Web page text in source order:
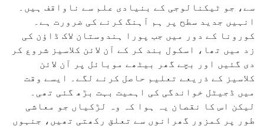
سے، جو ٹیکنالوجی کے بنیادی علم سے ناواقف ہیں۔
انہیں جدید سطح پر ہم آہنگ کرنے کی ضرورت ہے۔
کورونا کے دور میں جب پورا ہندوستان لاک ڈاؤن کی
زد میں تھا، اسکول بند کر کے آن لائن کلاسیز شروع کر
دی گئیں اور بچے گھر بیٹھے موبائل پر آن لائن
کلاسیز کے ذریعے تعلیم حاصل کرنے لگے۔ ایسے وقت
میں ڈجیٹل خواندگی کی اہمیت بہت بڑھ گئی تھی۔
لیکن اس کا نقصان یہ ہوا کہ وہ لڑکیاں جو معاشی
طور پر کمزور گھرانوں سے تعلق رکھتی تھیں، جنہوں